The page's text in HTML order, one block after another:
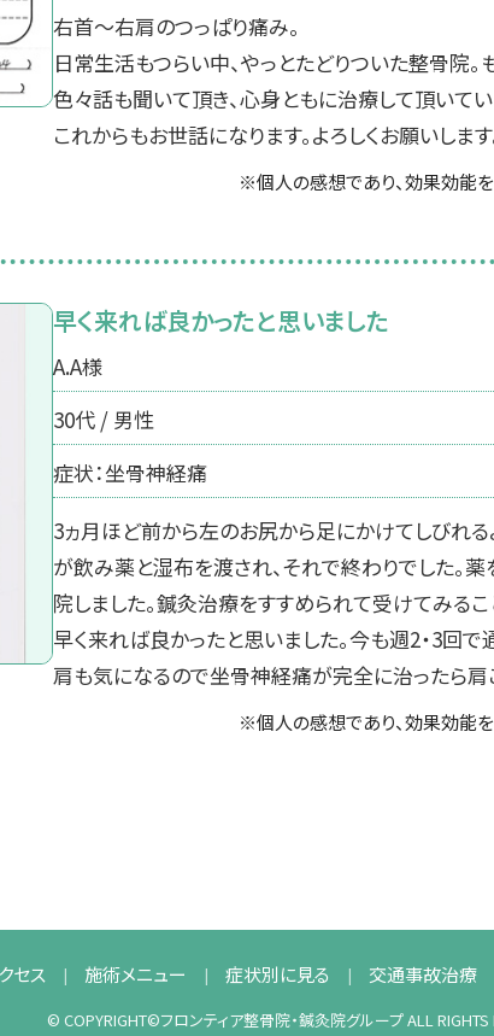
右首～右肩のつっぱり痛み。
日常生活もつらい中、やっとたどりついた整骨院
色々話も聞いて頂き、心身ともに治療して頂いてい
これからもお世話になります。よろしくお願いします
※個人の感想であり、効果効能
早く来れば良かったと思いました
A.A様
30代 / 男性
症状：坐骨神経痛
3ヵ月ほど前から左のお尻から足にかけてしびれ
が飲み薬と湿布を渡され、それで終わりでした。
院しました。鍼灸治療をすすめられて受けてみる
早く来れば良かったと思いました。今も週2・3回
肩も気になるので坐骨神経痛が完全に治ったら肩
※個人の感想であり、効果効能
セス 施術メニュー 症状別に見る 交通事故治療
© COPYRIGHT©フロンティア整骨院・鍼灸院グループ ALL RIGHTS